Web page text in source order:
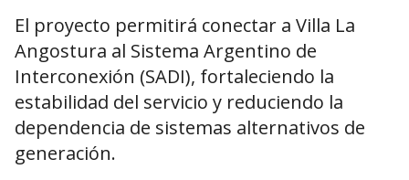
El proyecto permitirá conectar a Villa La
Angostura al Sistema Argentino de
Interconexión (SADI), fortaleciendo la
estabilidad del servicio y reduciendo la
dependencia de sistemas alternativos de
generación.